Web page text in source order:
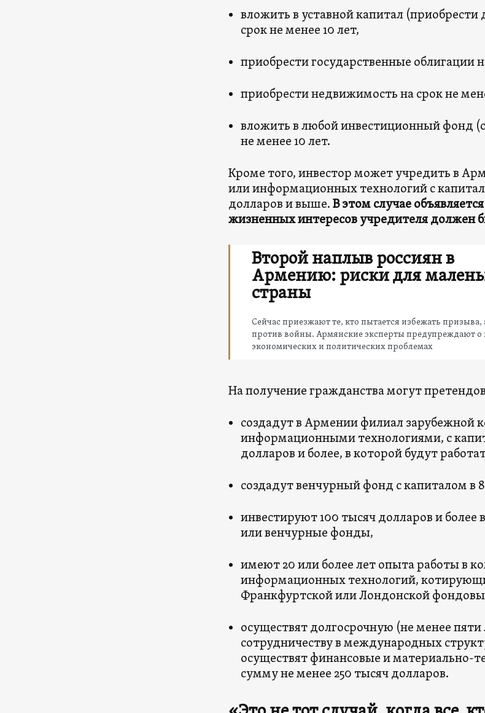
вложить в уставной капитал
срок не менее 10 лет,
приобрести государственные облигации
приобрести недвижимость на срок не
вложить в любой инвестиционный фонд
не менее 10 лет.
Кроме того, инвестор может учредить в
или информационных технологий с
долларов и выше.В этом случае
жизненных интересов учредителя должен
Второй наплыв россиян в
Армению: риски для
страны
Сейчас приезжают те, кто пытается избежать призыва,
против войны. Армянские эксперты предупреждают
экономических и политических проблемах
На получение гражданства могут
создадут в Армении филиал зарубежной
информационными технологиями, с
долларов и более, в которой будут
создадут венчурный фонд с капиталом в
инвестируют 100 тысяч долларов и
или венчурные фонды,
имеют 20 или более лет опыта работы в
информационных технологий,
Франкфуртской или Лондонской
осуществят долгосрочную (не менее пяти
сотрудничеству в международных
осуществят финансовые и материально-
сумму не менее 250 тысяч долларов.